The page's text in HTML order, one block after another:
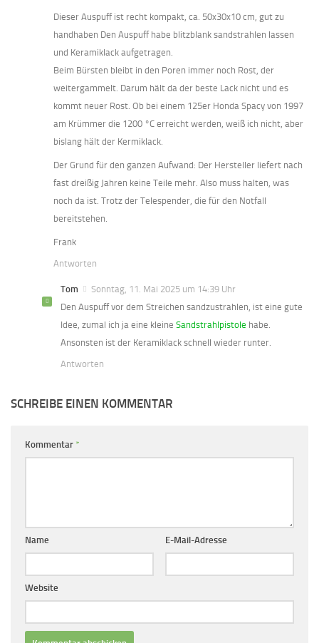
Dieser Auspuff ist recht kompakt, ca. 50x30x10 cm, gut zu
handhaben Den Auspuff habe blitzblank sandstrahlen lassen
und Keramiklack aufgetragen.
Beim Bürsten bleibt in den Poren immer noch Rost, der
weitergammelt. Darum hält da der beste Lack nicht und es
kommt neuer Rost. Ob bei einem 125er Honda Spacy von 1997
am Krümmer die 1200 °C erreicht werden, weiß ich nicht, aber
bislang hält der Kermiklack.
Der Grund für den ganzen Aufwand: Der Hersteller liefert nach
fast dreißig Jahren keine Teile mehr. Also muss halten, was
noch da ist. Trotz der Telespender, die für den Notfall
bereitstehen.
Frank
Antworten
Tom
Sonntag, 11. Mai 2025 um 14:39 Uhr
Den Auspuff vor dem Streichen sandzustrahlen, ist eine gute
Idee, zumal ich ja eine kleine Sandstrahlpistole habe.
Ansonsten ist der Keramiklack schnell wieder runter.
Antworten
SCHREIBE EINEN KOMMENTAR
Kommentar *
Name E-Mail-Adresse
Website